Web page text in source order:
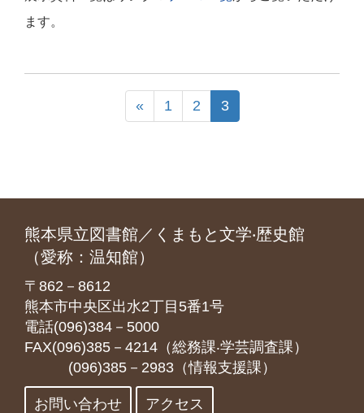
ます。
« 1 2 3
熊本県立図書館／くまもと文学‧歴史館
（愛称：温知館）
〒862－8612
熊本市中央区出水2丁目5番1号
電話(096)384－5000
FAX(096)385－4214（総務課‧学芸調査課）
(096)385－2983（情報支援課）
お問い合わせ アクセス